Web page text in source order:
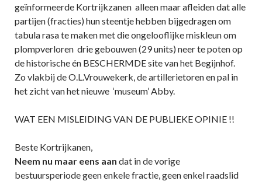
geïnformeerde Kortrijkzanen alleen maar afleiden dat alle
partijen (fracties) hun steentje hebben bijgedragen om
tabula rasa te maken met die ongelooflijke miskleun om
plompverloren drie gebouwen (29 units) neer te poten op
de historische én BESCHERMDE site van het Begijnhof.
Zo vlakbij de O.L.Vrouwekerk, de artillerietoren en pal in
het zicht van het nieuwe ‘museum’ Abby.
WAT EEN MISLEIDING VAN DE PUBLIEKE OPINIE !!
Beste Kortrijkanen,
Neem nu maar eens aan dat in de vorige
bestuursperiode geen enkele fractie, geen enkel raadslid